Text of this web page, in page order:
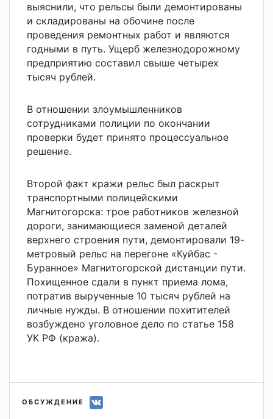
выяснили, что рельсы были демонтированы
и складированы на обочине после
проведения ремонтных работ и являются
годными в путь. Ущерб железнодорожному
предприятию составил свыше четырех
тысяч рублей.
В отношении злоумышленников
сотрудниками полиции по окончании
проверки будет принято процессуальное
решение.
Второй факт кражи рельс был раскрыт
транспортными полицейскими
Магнитогорска: трое работников железной
дороги, занимающиеся заменой деталей
верхнего строения пути, демонтировали 19-
метровый рельс на перегоне «Куйбас -
Буранное» Магнитогорской дистанции пути.
Похищенное сдали в пункт приема лома,
потратив вырученные 10 тысяч рублей на
личные нужды. В отношении похитителей
возбуждено уголовное дело по статье 158
УК РФ (кража).
ОБСУЖДЕНИЕ